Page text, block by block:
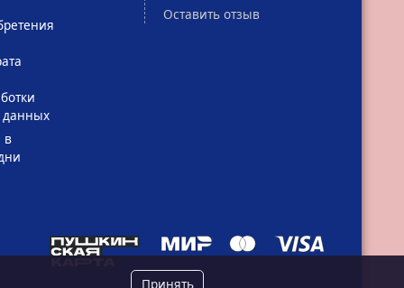
данных
в
Оставить отзыв
Принять